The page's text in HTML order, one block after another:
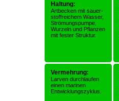
Haltung:
Artbecken mit sauer-
stoffreichem Wasser,
Strömungspumpe,
Wurzeln und Pflanzen
mit fester Struktur.
Vermehrung:
Larven durchlaufen
einen marinen
Entwicklungszyklus.